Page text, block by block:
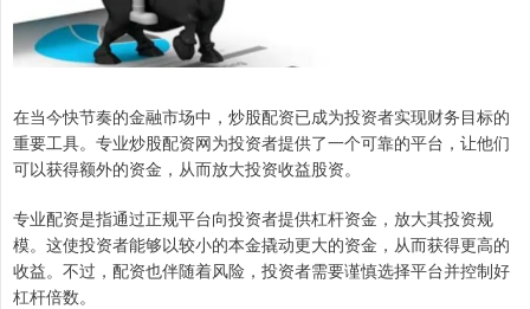
在当今快节奏的金融市场中，炒股配资已成为投资者实现财务目标的
重要工具。专业炒股配资网为投资者提供了一个可靠的平台，让他们
可以获得额外的资金，从而放大投资收益股资。
专业配资是指通过正规平台向投资者提供杠杆资金，放大其投资规
模。这使投资者能够以较小的本金撬动更大的资金，从而获得更高的
收益。不过，配资也伴随着风险，投资者需要谨慎选择平台并控制好
杠杆倍数。